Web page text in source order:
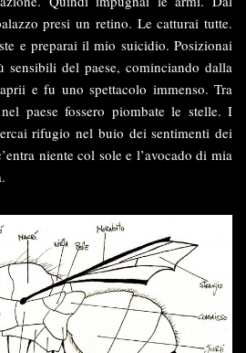
presi un retino. Le catturai tutte.
e preparai il mio suicidio. Posizionai
sensibili del paese, cominciando dalla
e fu uno spettacolo immenso. Tra
paese fossero piombate le stelle. I
rifugio nel buio dei sentimenti dei
niente col sole e l’avocado di mia